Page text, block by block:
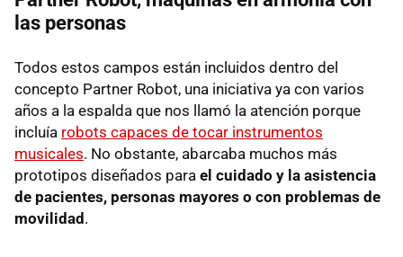
las personas
Todos estos campos están incluidos dentro del
concepto Partner Robot, una iniciativa ya con varios
años a la espalda que nos llamó la atención porque
incluía robots capaces de tocar instrumentos
musicales. No obstante, abarcaba muchos más
prototipos diseñados para el cuidado y la asistencia
de pacientes, personas mayores o con problemas de
movilidad .